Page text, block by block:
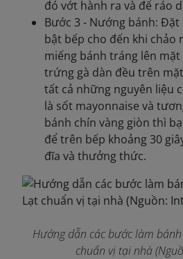
đó vớt hành ra và để ráo
Bước 3 - Nướng bánh: Đặt
bật bếp cho đến khi chảo
miếng bánh tráng lên mặt
trứng gà dàn đều trên
tất cả những nguyên liệu
là sốt mayonnaise và
bánh chín vàng giòn thì
để trên bếp khoảng 30
đĩa và thưởng thức.
Hướng dẫn các bước làm
chuẩn vị tại nhà